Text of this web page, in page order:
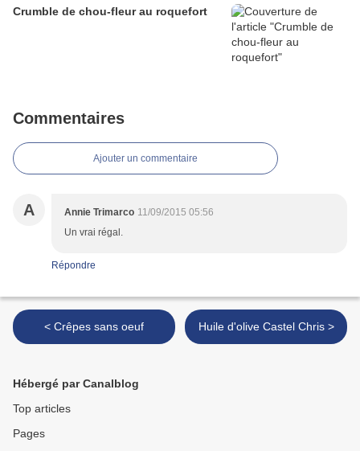
Crumble de chou-fleur au roquefort
Commentaires
Ajouter un commentaire
A Annie Trimarco 11/09/2015 05:56
Un vrai régal.
Répondre
< Crêpes sans oeuf Huile d'olive Castel Chris >
Hébergé par Canalblog
Top articles
Pages